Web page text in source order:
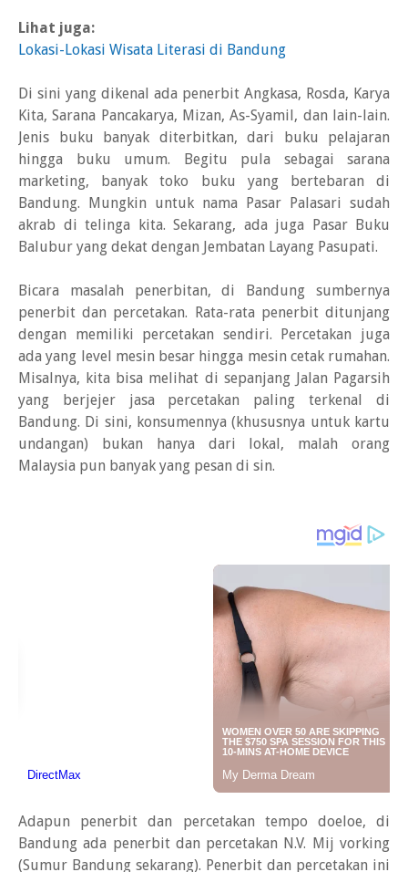
Lihat juga:
Lokasi-Lokasi Wisata Literasi di Bandung
Di sini yang dikenal ada penerbit Angkasa, Rosda, Karya
Kita, Sarana Pancakarya, Mizan, As-Syamil, dan lain-lain.
Jenis buku banyak diterbitkan, dari buku pelajaran
hingga buku umum. Begitu pula sebagai sarana
marketing, banyak toko buku yang bertebaran di
Bandung. Mungkin untuk nama Pasar Palasari sudah
akrab di telinga kita. Sekarang, ada juga Pasar Buku
Balubur yang dekat dengan Jembatan Layang Pasupati.
Bicara masalah penerbitan, di Bandung sumbernya
penerbit dan percetakan. Rata-rata penerbit ditunjang
dengan memiliki percetakan sendiri. Percetakan juga
ada yang level mesin besar hingga mesin cetak rumahan.
Misalnya, kita bisa melihat di sepanjang Jalan Pagarsih
yang berjejer jasa percetakan paling terkenal di
Bandung. Di sini, konsumennya (khususnya untuk kartu
undangan) bukan hanya dari lokal, malah orang
Malaysia pun banyak yang pesan di sin.
Adapun penerbit dan percetakan tempo doeloe, di
Bandung ada penerbit dan percetakan N.V. Mij vorking
(Sumur Bandung sekarang). Penerbit dan percetakan ini